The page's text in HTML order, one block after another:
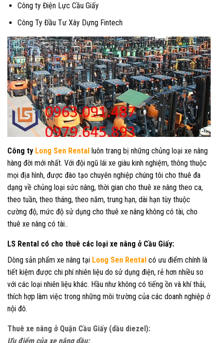
Công ty Điện Lực Cầu Giấy
Công Ty Đầu Tư Xây Dựng Fintech
Công ty Long Sen Rental luôn trang bị những chủng loại xe nâng
hàng đời mới nhất. Với đội ngũ lái xe giàu kinh nghiệm, thông thuộc
mọi địa hình, được đào tạo chuyên nghiệp chúng tôi cho thuê đa
dạng về chủng loại sức nâng, thời gian cho thuê xe nâng theo ca,
theo tuần, theo tháng, theo năm, trung hạn, dài hạn tùy thuộc
cường độ, mức độ sử dụng cho thuê xe nâng không có tài, cho
thuê xe nâng có tài..
LS Rental có cho thuê các loại xe nâng ở Cầu Giấy:
Dòng sản phẩm xe nâng tại Long Sen Rental có ưu điểm chính là
tiết kiệm được chi phí nhiên liệu do sử dụng điện, rẻ hơn nhiều so
với các loại nhiên liệu khác. Hầu như không có tiếng ồn và khí thải,
thích hợp làm việc trong những môi trường của các doanh nghiệp ở
nội đô.
Thuê xe nâng ở Quận Cầu Giấy (dầu diezel):
Ưu điểm của xe nâng dầu: